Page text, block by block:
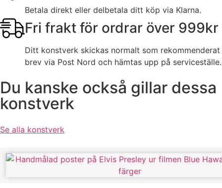
Betala direkt eller delbetala ditt köp via Klarna.
Fri frakt för ordrar över 999kr
Ditt konstverk skickas normalt som rekommenderat
brev via Post Nord och hämtas upp på serviceställe.
Du kanske också gillar dessa
konstverk
Se alla konstverk